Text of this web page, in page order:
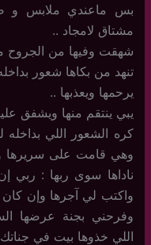
بس ماعندي ملابس و
مشتاق لامجاد ..
شهقت وفيها من الجروح
تنهد من بكاها شعور
يرحمها ويعذبها ..
يبي ينتقم منها ويشفق
كره الشعور اللي
وهي قامت على سريرها
ناداها سوى ربها : ربي
واكتب لي آجرها وإن
وفرحني بجنة عرضها
اللي خذوها بيت في